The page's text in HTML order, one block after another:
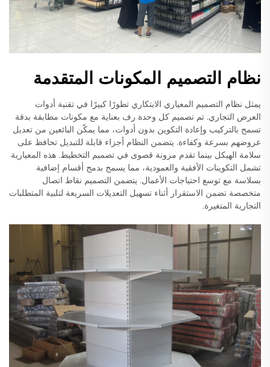
نظام التصميم المكونات المتقدمة
يمثل نظام التصميم المعياري الابتكاري تطورًا كبيرًا في تقنية أدوات
العرض التجاري. تم تصميم كل وحدة رف بعناية مع مكونات مطابقة بدقة
تسمح بالتركيب وإعادة التكوين بدون أدوات، مما يمكّن البائعين من تعديل
عروضهم بسرعة وكفاءة. يتضمن النظام أجزاء قابلة للتبديل تحافظ على
سلامة الهيكل بينما تقدم مرونة قصوى في تصميم التخطيط. هذه المعيارية
تشمل التكوينات الأفقية والعمودية، مما يسمح بدمج أقسام إضافية
بسلاسة مع توسع احتياجات الأعمال. يتضمن التصميم نقاط اتصال
متخصصة تضمن الاستقرار أثناء تسهيل التعديلات السريعة لتلبية المتطلبات
التجارية المتغيرة.